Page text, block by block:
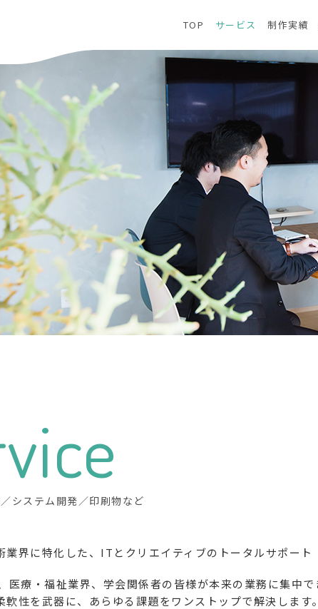
TOP サービス 制作実績
システム開発／印刷物など
業界に特化した、ITとクリエイティブのトータルサポート
療・福祉業界、学会関係者の皆様が本来の業務に集中
軟性を武器に、あらゆる課題をワンストップで解決します。